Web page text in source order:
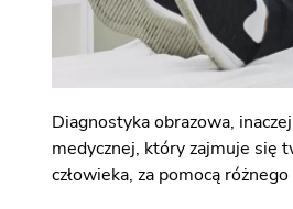
Diagnostyka obrazowa,
medycznej, który zajmuje się
człowieka, za pomocą